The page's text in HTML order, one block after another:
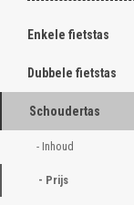
Enkele fietstas
Dubbele fietstas
Schoudertas
- Inhoud
- Prijs
ghost
ghost